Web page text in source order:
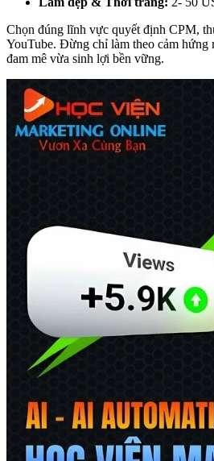
Chọn đúng lĩnh vực quyết định CPM,
YouTube. Đừng chỉ làm theo cảm hứng
đam mê vừa sinh lợi bền vững.